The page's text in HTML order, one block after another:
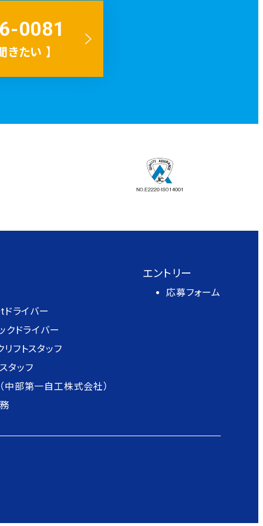
0081
きたい 】
ライバー
クドライバー
リフトスタッフ
タッフ
中部第一自工株式会社）
エントリー
応募フォーム